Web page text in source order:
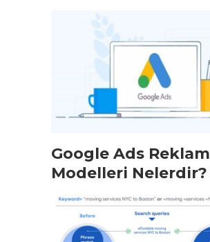
Google Ads Reklam
Modelleri Nelerdir?